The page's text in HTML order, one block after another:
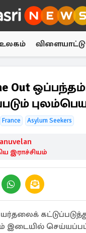
உலகம் விளையாட்டு
Out
France Asylum Seekers
இராச்சியம்
இடையில்